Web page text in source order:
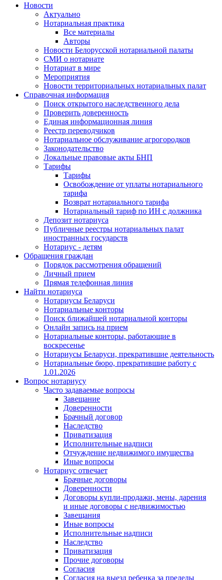
Новости
Актуально
Нотариальная практика
Все материалы
Авторы
Новости Белорусской нотариальной палаты
СМИ о нотариате
Нотариат в мире
Мероприятия
Новости территориальных нотариальных палат
Справочная информация
Поиск открытого наследственного дела
Проверить доверенность
Единая информационная линия
Реестр переводчиков
Нотариальное обслуживание агрогородков
Законодательство
Локальные правовые акты БНП
Тарифы
Тарифы
Освобождение от уплаты нотариального
тарифа
Возврат нотариального тарифа
Нотариальный тариф по ИН с должника
Депозит нотариуса
Публичные реестры нотариальных палат
иностранных государств
Нотариус - детям
Обращения граждан
Порядок рассмотрения обращений
Личный прием
Прямая телефонная линия
Найти нотариуса
Нотариусы Беларуси
Нотариальные конторы
Поиск ближайшей нотариальной конторы
Онлайн запись на прием
Нотариальные конторы, работающие в
воскресенье
Нотариусы Беларуси, прекратившие деятельность
Нотариальные бюро, прекратившие работу с
1.01.2026
Вопрос нотариусу
Часто задаваемые вопросы
Завещание
Доверенности
Брачный договор
Наследство
Приватизация
Исполнительные надписи
Отчуждение недвижимого имущества
Иные вопросы
Нотариус отвечает
Брачные договоры
Доверенности
Договоры купли-продажи, мены, дарения
и иные договоры с недвижимостью
Завещания
Иные вопросы
Исполнительные надписи
Наследство
Приватизация
Прочие договоры
Согласия
Согласия на выезд ребенка за пределы